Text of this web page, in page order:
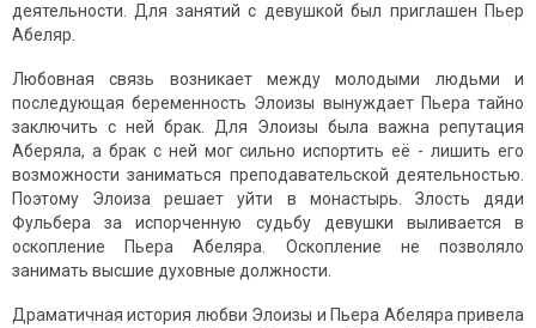
деятельности. Для занятий с девушкой был приглашен Пьер
Абеляр.
Любовная связь возникает между молодыми людьми и
последующая беременность Элоизы вынуждает Пьера тайно
заключить с ней брак. Для Элоизы была важна репутация
Аберяла, а брак с ней мог сильно испортить её - лишить его
возможности заниматься преподавательской деятельностью.
Поэтому Элоиза решает уйти в монастырь. Злость дяди
Фульбера за испорченную судьбу девушки выливается в
оскопление Пьера Абеляра. Оскопление не позволяло
занимать высшие духовные должности.
Драматичная история любви Элоизы и Пьера Абеляра привела